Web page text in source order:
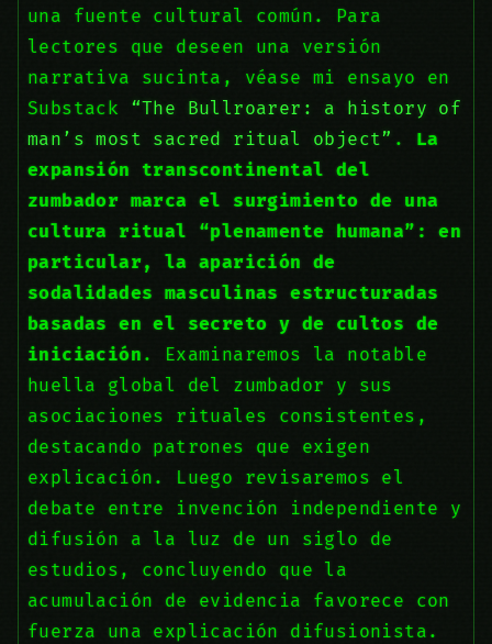
una fuente cultural común. Para
lectores que deseen una versión
narrativa sucinta, véase mi ensayo en
Substack “The Bullroarer: a history of
man’s most sacred ritual object” . La
expansión transcontinental del
zumbador marca el surgimiento de una
cultura ritual “plenamente humana”: en
particular, la aparición de
sodalidades masculinas estructuradas
basadas en el secreto y de cultos de
iniciación . Examinaremos la notable
huella global del zumbador y sus
asociaciones rituales consistentes,
destacando patrones que exigen
explicación. Luego revisaremos el
debate entre invención independiente y
difusión a la luz de un siglo de
estudios, concluyendo que la
acumulación de evidencia favorece con
fuerza una explicación difusionista.